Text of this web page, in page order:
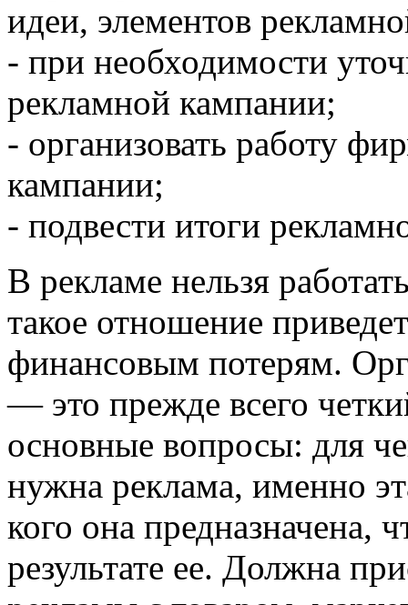
идеи, элементов
- при необходимости
рекламной кампании;
- организовать работу
кампании;
- подвести итоги
В рекламе нельзя
такое отношение
финансовым потерям.
— это прежде всего
основные вопросы: для
нужна реклама, именно
кого она предназначена,
результате ее. Должна